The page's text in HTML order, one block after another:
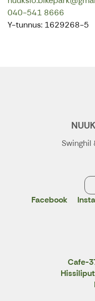
040-541 8666
Y-tunnus: 1629268-5
Swinghil
Facebook
Cafe-